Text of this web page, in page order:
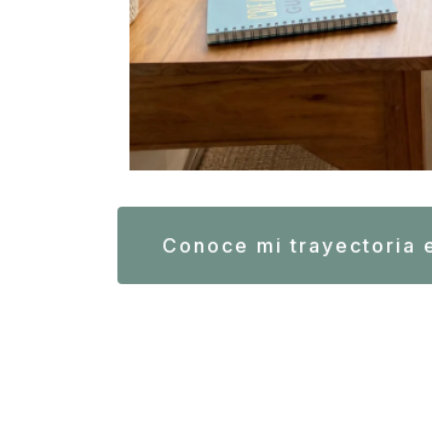
Conoce mi trayectoria